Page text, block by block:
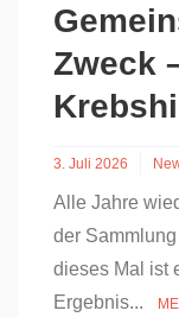
Zweck
3. Juli 2026
Alle Jahre
der
dieses Mal ist
Ergebnis...